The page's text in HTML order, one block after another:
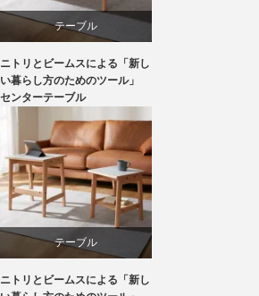
テーブル
ニトリ
ビーチ
ライフスタイル
家具
ニトリとビームスによる「新し
い暮らし方のためのツール」
センターテーブル
テーブル
ニトリ
ニトリとビームスによる「新し